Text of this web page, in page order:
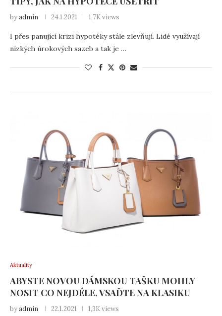
byadmin 24.1.2021 1,7K views
I přes panující krizi hypotéky stále zlevňují. Lidé využívají
nízkých úrokových sazeb a tak je …
Aktuality
ABYSTE NOVOU DÁMSKOU TAŠKU MOHLY
NOSIT CO NEJDÉLE, VSAĎTE NA KLASIKU
byadmin 22.1.2021 1,3K views